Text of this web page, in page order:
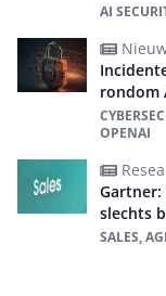
AI
rondom
OPENAI
Gartner:
slechts
SALES,